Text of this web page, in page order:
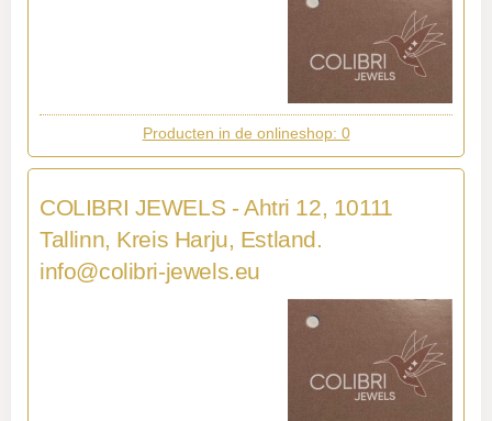
Producten in de onlineshop: 0
COLIBRI JEWELS - Ahtri 12, 10111
Tallinn, Kreis Harju, Estland.
info@colibri-jewels.eu